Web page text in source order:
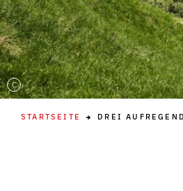
C
STARTSEITE DREI